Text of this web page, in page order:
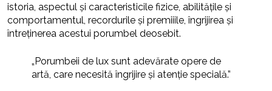
istoria, aspectul și caracteristicile fizice, abilitățile și
comportamentul, recordurile și premiiile, îngrijirea și
întreținerea acestui porumbel deosebit.
„Porumbeii de lux sunt adevărate opere de
artă, care necesită îngrijire și atenție specială.”